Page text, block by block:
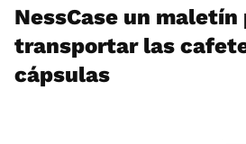
NessCase un maletín
transportar las
cápsulas